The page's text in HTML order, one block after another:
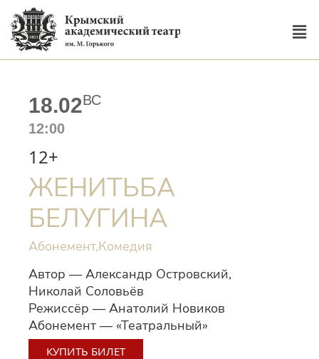
18.02ВС
12:00
12+
КУПИТЬ БИЛЕТ
Автор — Александр Островский,
Николай Соловьёв
Режиссёр — Анатолий Новиков
Абонемент — «Театральный»
ЖЕНИТЬБА
БЕЛУГИНА
Абонемент,Комедия